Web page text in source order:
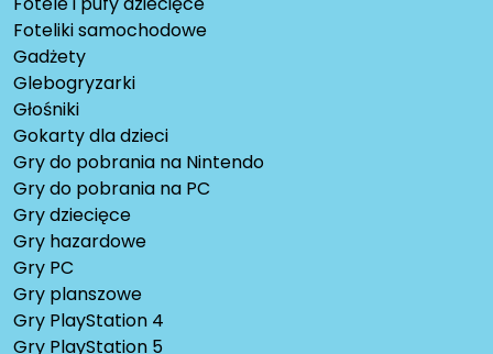
Foteliki samochodowe
Gadżety
Glebogryzarki
Głośniki
Gokarty dla dzieci
Gry do pobrania na Nintendo
Gry do pobrania na PC
Gry dziecięce
Gry hazardowe
Gry PC
Gry planszowe
Gry PlayStation 4
Gry PlayStation 5